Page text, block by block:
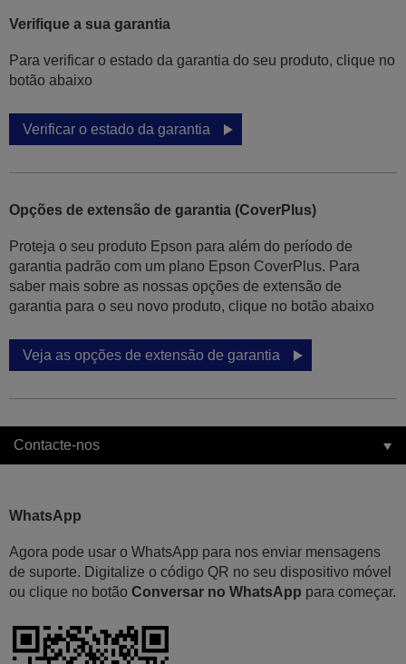
Verifique a sua garantia
Para verificar o estado da garantia do seu produto, clique no
botão abaixo
Verificar o estado da garantia
Opções de extensão de garantia (CoverPlus)
Proteja o seu produto Epson para além do período de
garantia padrão com um plano Epson CoverPlus. Para
saber mais sobre as nossas opções de extensão de
garantia para o seu novo produto, clique no botão abaixo
Veja as opções de extensão de garantia
Contacte-nos
WhatsApp
Agora pode usar o WhatsApp para nos enviar mensagens
de suporte. Digitalize o código QR no seu dispositivo móvel
ou clique no botão Conversar no WhatsApp para começar.